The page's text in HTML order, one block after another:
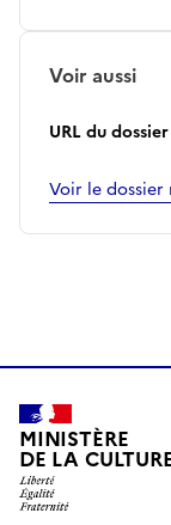
Voir aussi
URL du
Voir le dossier
MINISTÈRE
DE LA